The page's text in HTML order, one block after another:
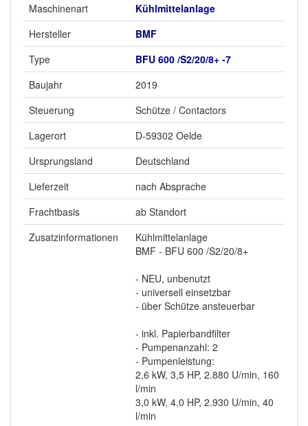
Maschinenart
Kühlmittelanlage
Hersteller
BMF
Type
BFU 600 /S2/20/8+ -7
Baujahr
2019
Steuerung
Schütze / Contactors
Lagerort
D-59302 Oelde
Ursprungsland
Deutschland
Lieferzeit
nach Absprache
Frachtbasis
ab Standort
Zusatzinformationen
Kühlmittelanlage
BMF - BFU 600 /S2/20/8+
- NEU, unbenutzt
- universell einsetzbar
- über Schütze ansteuerbar
- inkl. Papierbandfilter
- Pumpenanzahl: 2
- Pumpenleistung:
2,6 kW, 3,5 HP, 2.880 U/min, 160
l/min
3,0 kW, 4,0 HP, 2.930 U/min, 40
l/min